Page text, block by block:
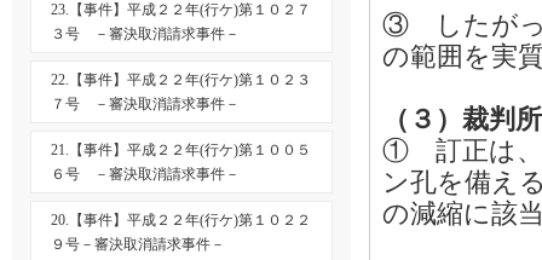
③ したがっ
の範囲を実
（３）裁判
① 訂正は、
ン孔を備え
の減縮に該
23.【事件】平成２２年(行ケ)第１０２７
３号 －審決取消請求事件－
22.【事件】平成２２年(行ケ)第１０２３
７号 －審決取消請求事件－
21.【事件】平成２２年(行ケ)第１００５
６号 －審決取消請求事件－
20.【事件】平成２２年(行ケ)第１０２２
９号－審決取消請求事件－